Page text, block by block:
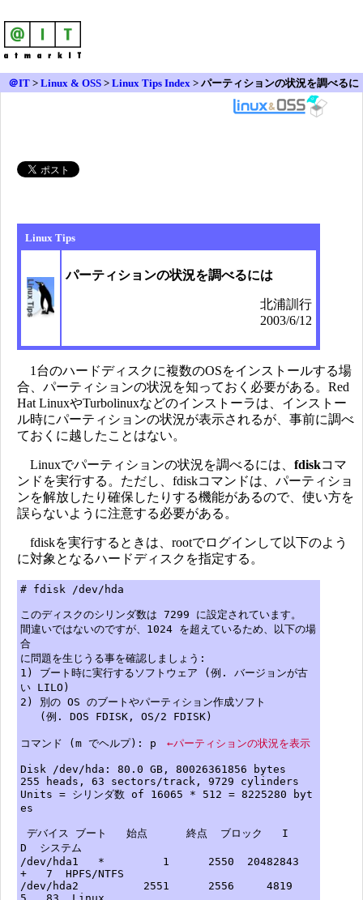
＠IT > Linux & OSS > Linux Tips Index > パーティションの状況を調べるに
Linux Tips
パーティションの状況を調べるには
北浦訓行
2003/6/12
1台のハードディスクに複数のOSをインストールする場
合、パーティションの状況を知っておく必要がある。Red
Hat LinuxやTurbolinuxなどのインストーラは、インストー
ル時にパーティションの状況が表示されるが、事前に調べ
ておくに越したことはない。
Linuxでパーティションの状況を調べるには、 fdiskコマ
ンドを実行する。ただし、fdiskコマンドは、パーティショ
ンを解放したり確保したりする機能があるので、使い方を
誤らないように注意する必要がある。
fdiskを実行するときは、rootでログインして以下のよう
に対象となるハードディスクを指定する。
# fdisk /dev/hda
このディスクのシリンダ数は 7299 に設定されています。
間違いではないのですが、1024 を超えているため、以下の場
合
に問題を生じうる事を確認しましょう:
1) ブート時に実行するソフトウェア (例. バージョンが古
い LILO)
2) 別の OS のブートやパーティション作成ソフト
(例. DOS FDISK, OS/2 FDISK)
コマンド (m でヘルプ): p ←パーティションの状況を表示
Disk /dev/hda: 80.0 GB, 80026361856 bytes
255 heads, 63 sectors/track, 9729 cylinders
Units = シリンダ数 of 16065 * 512 = 8225280 byt
es
デバイス ブート 始点 終点 ブロック I
D システム
/dev/hda1 * 1 2550 20482843
+ 7 HPFS/NTFS
/dev/hda2 2551 2556 4819